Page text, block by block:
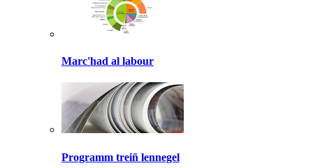
Marc'had al labour
Programm treiñ lennegel